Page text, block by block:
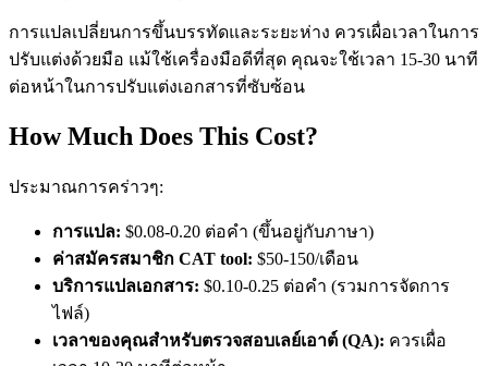
การแปลเปลี่ยนการขึ้นบรรทัดและระยะห่าง ควรเผื่อเวลาในการ
ปรับแต่งด้วยมือ แม้ใช้เครื่องมือดีที่สุด คุณจะใช้เวลา 15-30 นาที
ต่อหน้าในการปรับแต่งเอกสารที่ซับซ้อน
How Much Does This Cost?
ประมาณการคร่าวๆ:
การแปล: $0.08-0.20 ต่อคำ (ขึ้นอยู่กับภาษา)
ค่าสมัครสมาชิก CAT tool: $50-150/เดือน
บริการแปลเอกสาร: $0.10-0.25 ต่อคำ (รวมการจัดการ
ไฟล์)
เวลาของคุณสำหรับตรวจสอบเลย์เอาต์ (QA): ควรเผื่อ